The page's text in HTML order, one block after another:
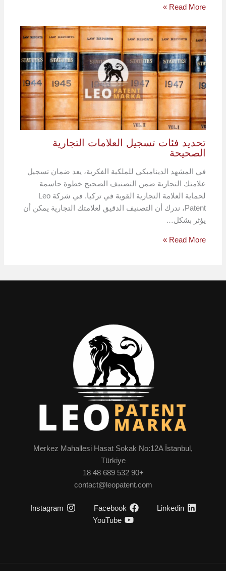
Read More »
تحديد فئات تسجيل العلامات التجارية
الصحيحة
في المشهد الديناميكي للملكية الفكرية، يعد ضمان تسجيل
علامتك التجارية ضمن التصنيف الصحيح خطوة حاسمة
لحماية العلامة التجارية القوية في تركيا. في شركة Leo
Patent، ندرك أن التصنيف الدقيق لعلامتك التجارية يمكن أن
يؤثر بشكل…
Read More »
Merkez Mahallesi Hasat Sokak No:12A İstanbul,
Türkiye
+90 532 689 48 18
contact@leopatent.com
Linkedin
Facebook
Instagram
YouTube